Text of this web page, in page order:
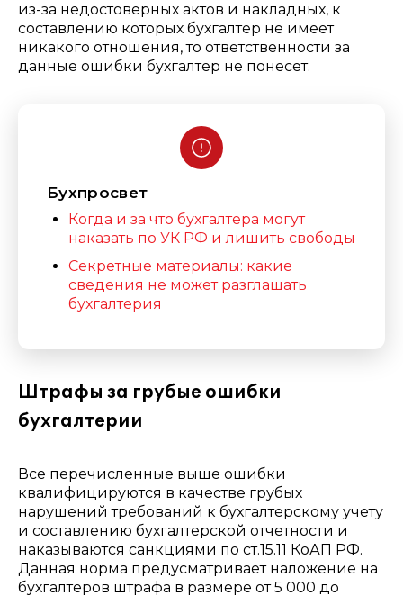
из-за недостоверных актов и накладных, к
составлению которых бухгалтер не имеет
никакого отношения, то ответственности за
данные ошибки бухгалтер не понесет.
Бухпросвет
Когда и за что бухгалтера могут
наказать по УК РФ и лишить свободы
Секретные материалы: какие
сведения не может разглашать
бухгалтерия
Штрафы за грубые ошибки
бухгалтерии
Все перечисленные выше ошибки
квалифицируются в качестве грубых
нарушений требований к бухгалтерскому учету
и составлению бухгалтерской отчетности и
наказываются санкциями по ст.15.11 КоАП РФ.
Данная норма предусматривает наложение на
бухгалтеров штрафа в размере от 5 000 до